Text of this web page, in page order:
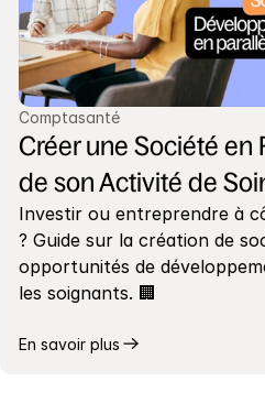
Comptasanté
Créer une Société en
de son Activité de
Investir ou entreprendre à
? Guide sur la création de
opportunités de
les soignants. 🏢
En savoir plus